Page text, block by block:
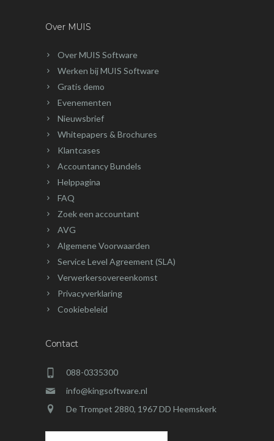
Over MUIS
Over MUIS Software
Werken bij MUIS Software
Gratis demo
Evenementen
Nieuwsbrief
Whitepapers & Brochures
Klantcases
Accountancy Bundels
Helppagina
FAQ
Zoek een accountant
AVG
Algemene Voorwaarden
Service Level Agreement (SLA)
Verwerkersovereenkomst
Privacyverklaring
Cookiebeleid
Contact
088-0335300
info@kingsoftware.nl
De Trompet 2880, 1967 DD Heemskerk